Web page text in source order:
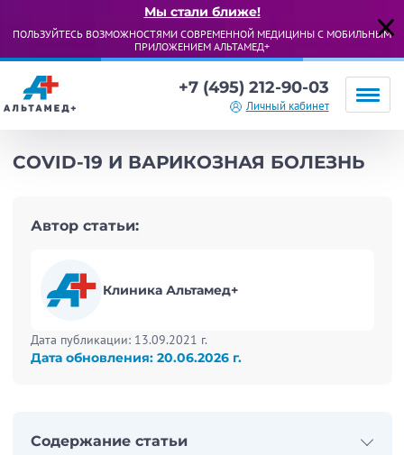
Мы стали ближе!
ПОЛЬЗУЙТЕСЬ ВОЗМОЖНОСТЯМИ СОВРЕМЕННОЙ МЕДИЦИНЫ С МОБИЛЬНЫМ
ПРИЛОЖЕНИЕМ АЛЬТАМЕД+
+7 (495) 212-90-03
Личный кабинет
COVID-19 И ВАРИКОЗНАЯ БОЛЕЗНЬ
Автор статьи:
Клиника Альтамед+
Дата публикации: 13.09.2021 г.
Дата обновления: 20.06.2026 г.
Содержание статьи